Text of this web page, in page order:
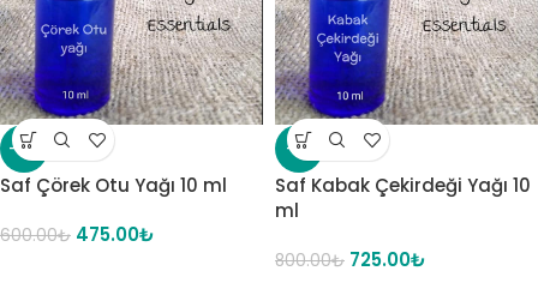
-21%
Saf Çörek Otu Yağı 10 ml
600.00₺ 475.00₺
-9%
Saf Kabak Çekirdeği Yağı 10
ml
800.00₺ 725.00₺